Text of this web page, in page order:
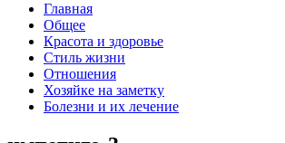
Главная
Общее
Красота и здоровье
Стиль жизни
Отношения
Хозяйке на заметку
Болезни и их лечение